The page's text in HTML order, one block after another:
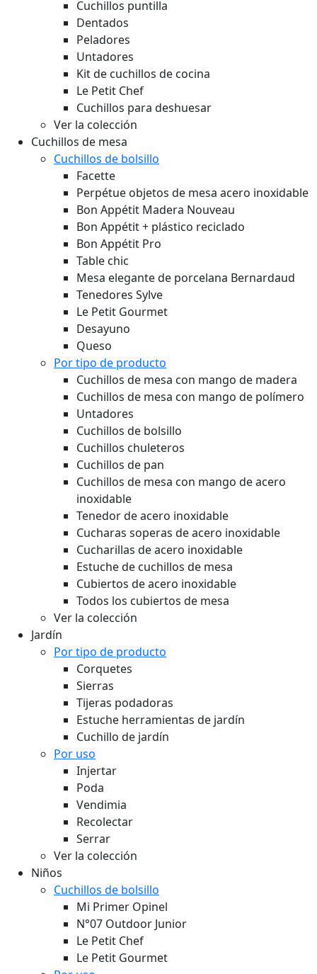
Cuchillos puntilla
Dentados
Peladores
Untadores
Kit de cuchillos de cocina
Le Petit Chef
Cuchillos para deshuesar
Ver la colección
Cuchillos de mesa
Cuchillos de bolsillo
Facette
Perpétue objetos de mesa acero inoxidable
Bon Appétit Madera Nouveau
Bon Appétit + plástico reciclado
Bon Appétit Pro
Table chic
Mesa elegante de porcelana Bernardaud
Tenedores Sylve
Le Petit Gourmet
Desayuno
Queso
Por tipo de producto
Cuchillos de mesa con mango de madera
Cuchillos de mesa con mango de polímero
Untadores
Cuchillos de bolsillo
Cuchillos chuleteros
Cuchillos de pan
Cuchillos de mesa con mango de acero
inoxidable
Tenedor de acero inoxidable
Cucharas soperas de acero inoxidable
Cucharillas de acero inoxidable
Estuche de cuchillos de mesa
Cubiertos de acero inoxidable
Todos los cubiertos de mesa
Ver la colección
Jardín
Por tipo de producto
Corquetes
Sierras
Tijeras podadoras
Estuche herramientas de jardín
Cuchillo de jardín
Por uso
Injertar
Poda
Vendimia
Recolectar
Serrar
Ver la colección
Niños
Cuchillos de bolsillo
Mi Primer Opinel
N°07 Outdoor Junior
Le Petit Chef
Le Petit Gourmet